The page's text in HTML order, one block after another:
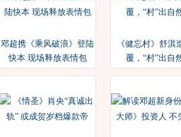
邓超携《乘风破浪》登陆
快本 现场释放表情包
《健忘村》舒淇
覆，“村”出自